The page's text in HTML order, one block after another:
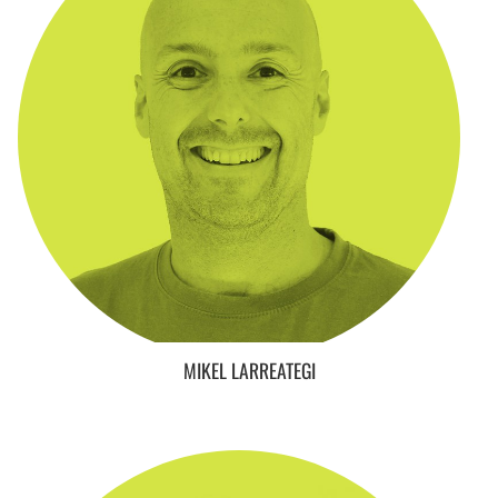
MIKEL LARREATEGI
CookieScriptConsent
CookieScript
www.codesyntax.com
urte bat
VISITOR_PRIVACY_METADATA
YouTube
.youtube.com
Google Pribatutasun Politika